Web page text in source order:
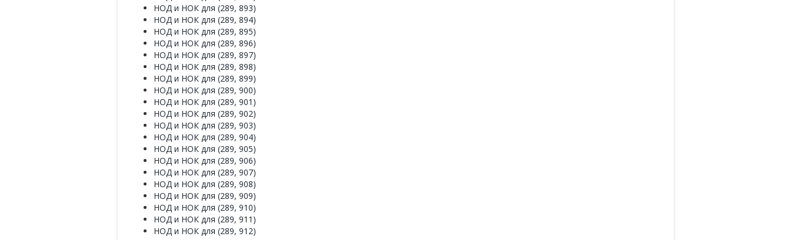
НОД и НОК для (289, 893)
НОД и НОК для (289, 894)
НОД и НОК для (289, 895)
НОД и НОК для (289, 896)
НОД и НОК для (289, 897)
НОД и НОК для (289, 898)
НОД и НОК для (289, 899)
НОД и НОК для (289, 900)
НОД и НОК для (289, 901)
НОД и НОК для (289, 902)
НОД и НОК для (289, 903)
НОД и НОК для (289, 904)
НОД и НОК для (289, 905)
НОД и НОК для (289, 906)
НОД и НОК для (289, 907)
НОД и НОК для (289, 908)
НОД и НОК для (289, 909)
НОД и НОК для (289, 910)
НОД и НОК для (289, 911)
НОД и НОК для (289, 912)